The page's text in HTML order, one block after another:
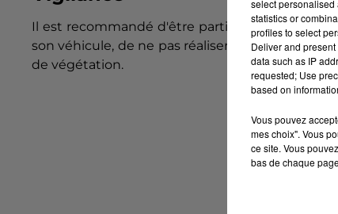
Il est recommandé d'être particulièrement
son véhicule, de ne pas réaliser de travaux de
de végétation.
select personalised
statistics or
profiles to select
Deliver and
data such as IP
requested; Use
based on
Vous pouvez
mes choix". Vous
ce site. Vous
bas de chaque